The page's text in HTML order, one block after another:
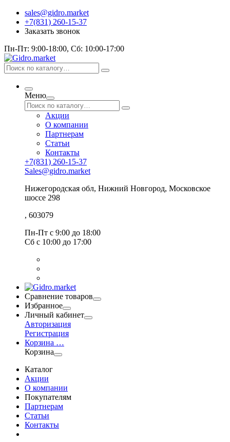
sales@gidro.market
+7(831) 260-15-37
Заказать звонок
Пн-Пт: 9:00-18:00, Сб: 10:00-17:00
Меню
Акции
О компании
Партнерам
Статьи
Контакты
+7(831) 260-15-37
Sales@gidro.market
Нижегородская обл, Нижний Новгород, Московское
шоссе 298
, 603079
Пн-Пт с 9:00 до 18:00
Сб с 10:00 до 17:00
Сравнение товаров
Избранное
Личный кабинет
Авторизация
Регистрация
Корзина …
Корзина
Каталог
Акции
О компании
Покупателям
Партнерам
Статьи
Контакты